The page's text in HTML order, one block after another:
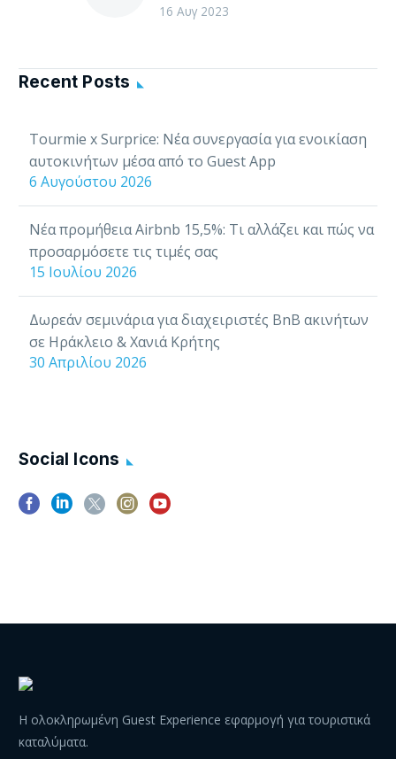
Tourmie
εξυπηρετείτε και να
αλληλεπιδράτε με…
16 Αυγ 2023
Recent Posts
Tourmie x Surprice: Νέα συνεργασία για ενοικίαση
αυτοκινήτων μέσα από το Guest App
6 Αυγούστου 2026
Νέα προμήθεια Airbnb 15,5%: Τι αλλάζει και πώς να
προσαρμόσετε τις τιμές σας
15 Ιουλίου 2026
Δωρεάν σεμινάρια για διαχειριστές BnB ακινήτων
σε Ηράκλειο & Χανιά Κρήτης
30 Απριλίου 2026
Social Icons
Η ολοκληρωμένη Guest Experience εφαρμογή για τουριστικά
καταλύματα.